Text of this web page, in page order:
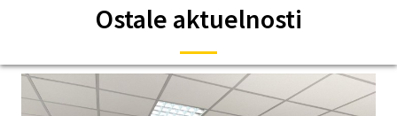
Ostale aktuelnosti